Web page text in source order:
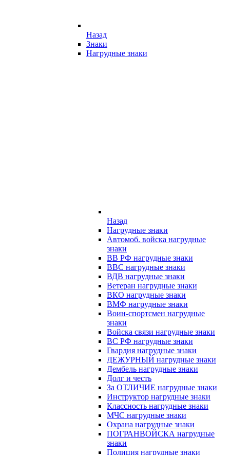
Назад
Знаки
Нагрудные знаки
Назад
Нагрудные знаки
Автомоб. войска нагрудные
знаки
ВВ РФ нагрудные знаки
ВВС нагрудные знаки
ВДВ нагрудные знаки
Ветеран нагрудные знаки
ВКО нагрудные знаки
ВМФ нагрудные знаки
Воин-спортсмен нагрудные
знаки
Войска связи нагрудные знаки
ВС РФ нагрудные знаки
Гвардия нагрудные знаки
ДЕЖУРНЫЙ нагрудные знаки
Дембель нагрудные знаки
Долг и честь
За ОТЛИЧИЕ нагрудные знаки
Инструктор нагрудные знаки
Классность нагрудные знаки
МЧС нагрудные знаки
Охрана нагрудные знаки
ПОГРАНВОЙСКА нагрудные
знаки
Полиция нагрудные знаки